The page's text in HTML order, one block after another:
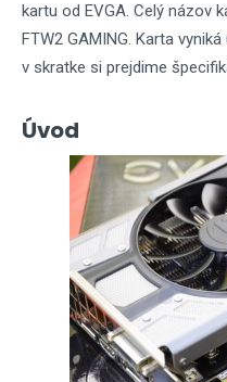
kartu od EVGA. Celý názov
FTW2 GAMING. Karta
v skratke si prejdime
Úvod